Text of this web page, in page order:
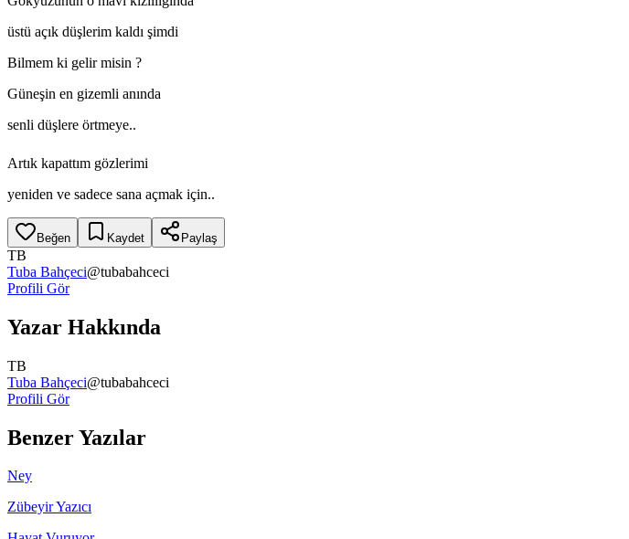
üstü açık düşlerim kaldı şimdi
Bilmem ki gelir misin ?
Güneşin en gizemli anında
senli düşlere örtmeye..
Artık kapattım gözlerimi
yeniden ve sadece sana açmak için..
Beğen Kaydet Paylaş
TB
Tuba Bahçeci@tubabahceci
Profili Gör
Yazar Hakkında
TB
Tuba Bahçeci@tubabahceci
Profili Gör
Benzer Yazılar
Ney
Zübeyir Yazıcı